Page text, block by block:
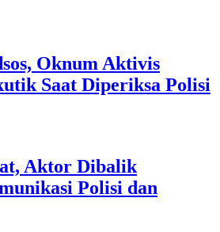
Oknum Aktivis
Saat Diperiksa Polisi
Aktor Dibalik
Polisi dan